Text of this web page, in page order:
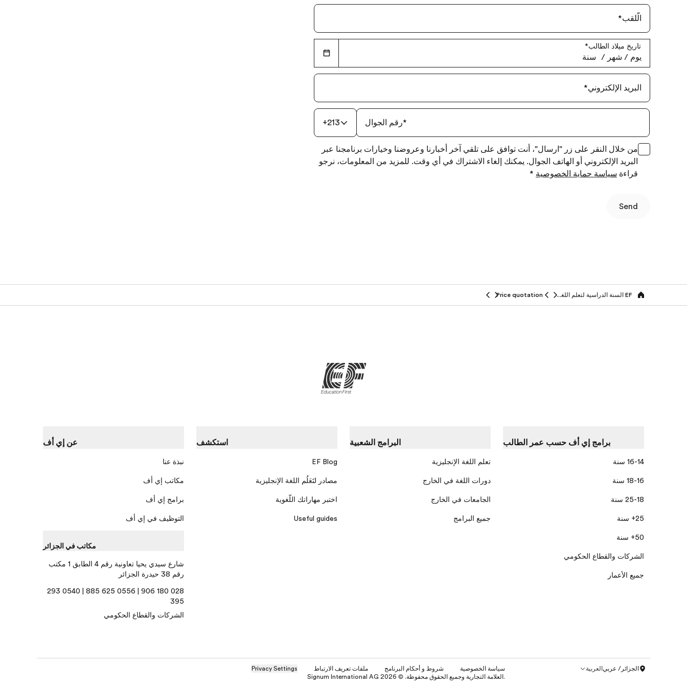
الّلقب*
تاريخ ميلاد الطالب*
يوم ‏/ شهر ‏/ سنة
البريد الإلكتروني*
+213 رقم الجوال*
من خلال النقر على زر "ارسال"، أنت توافق على تلقي آخر أخبارنا وعروضنا وخيارات برنامجنا عبر
البريد الإلكتروني أو الهاتف الجوال. يمكنك إلغاء الاشتراك في أي وقت. للمزيد من المعلومات، نرجو
قراءة سياسة حماية الخصوصية *
Send
Home EF السنة الدراسية لتعلم اللغة في الخارج Price quotation
برامج إي أف حسب عمر الطالب
16-14 سنة
18-16 سنة
25-18 سنة
25+ سنة
50+ سنة
الشركات والقطاع الحكومي
جميع الأعمار
البرامج الشعبية
تعلم اللغة الإنجليزية
دورات اللغة في الخارج
الجامعات في الخارج
جميع البرامج
استكشف
EF Blog
مصادر لتَعَلُم اللغة الإنجليزية
اختبر مهاراتك اللّغوية
Useful guides
عن إي أف
نبذة عنا
مكاتب إي أف
برامج إي أف
التوظيف في إي أف
مكاتب في الجزائر
شارع سيدي يحيا تعاونية رقم 4 الطابق 1 مكتب
رقم 38 حيدرة الجزائر
028 180 906 | 0556 625 885 | 0540 293
395
الشركات والقطاع الحكومي
الجزائر/ عربي العربية سياسة الخصوصية شروط و أحكام البرنامج ملفات تعريف الارتباط
Privacy Settings
.العلامة التجارية وجميع الحقوق محفوظة. © Signum International AG 2026